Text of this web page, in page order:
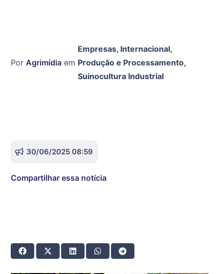
Por Agrimídia em
Empresas, Internacional,
Produção e Processamento,
Suinocultura Industrial
30/06/2025 08:59
Compartilhar essa notícia